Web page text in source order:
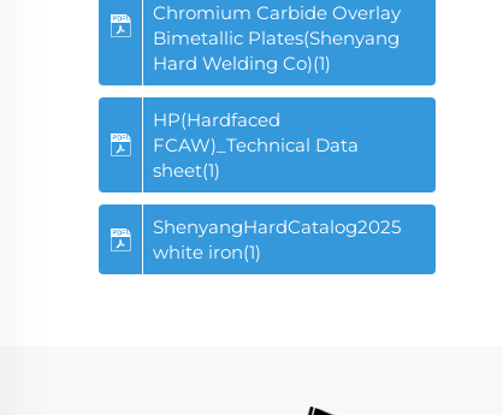
Chromium Carbide Overlay
Bimetallic Plates(Shenyang
Hard Welding Co)(1)
HP(Hardfaced
FCAW)_Technical Data
sheet(1)
ShenyangHardCatalog2025
white iron(1)